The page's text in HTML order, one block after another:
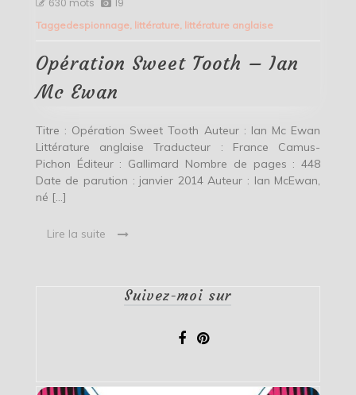
Tooth
Ian
Mc
630 mots 19
Taggedespionnage, littérature, littérature anglaise
Opération Sweet Tooth – Ian
Mc Ewan
Titre : Opération Sweet Tooth Auteur : Ian Mc Ewan
Littérature anglaise Traducteur : France Camus-
Pichon Éditeur : Gallimard Nombre de pages : 448
Date de parution : janvier 2014 Auteur : Ian McEwan,
né […]
Lire la suite
Suivez-moi sur